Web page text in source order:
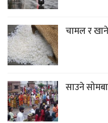
चामल र
साउने